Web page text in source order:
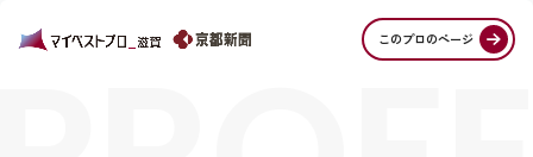
このプロのページ